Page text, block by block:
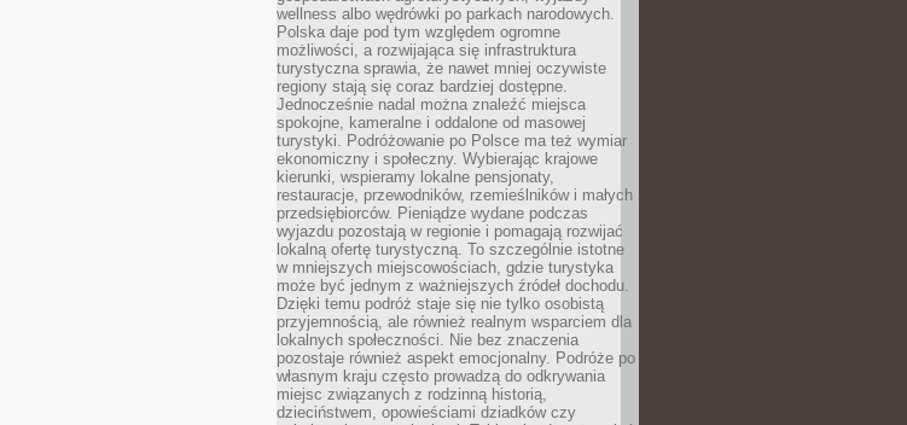
wellness albo wędrówki po parkach narodowych.
Polska daje pod tym względem ogromne
możliwości, a rozwijająca się infrastruktura
turystyczna sprawia, że nawet mniej oczywiste
regiony stają się coraz bardziej dostępne.
Jednocześnie nadal można znaleźć miejsca
spokojne, kameralne i oddalone od masowej
turystyki. Podróżowanie po Polsce ma też wymiar
ekonomiczny i społeczny. Wybierając krajowe
kierunki, wspieramy lokalne pensjonaty,
restauracje, przewodników, rzemieślników i małych
przedsiębiorców. Pieniądze wydane podczas
wyjazdu pozostają w regionie i pomagają rozwijać
lokalną ofertę turystyczną. To szczególnie istotne
w mniejszych miejscowościach, gdzie turystyka
może być jednym z ważniejszych źródeł dochodu.
Dzięki temu podróż staje się nie tylko osobistą
przyjemnością, ale również realnym wsparciem dla
lokalnych społeczności. Nie bez znaczenia
pozostaje również aspekt emocjonalny. Podróże po
własnym kraju często prowadzą do odkrywania
miejsc związanych z rodzinną historią,
dzieciństwem, opowieściami dziadków czy